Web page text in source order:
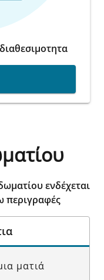
ενδέχεται
περιγραφές
ματιά